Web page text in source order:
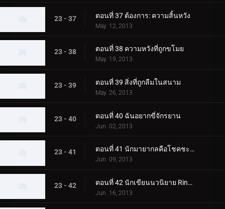
23 - 37 ตอนที่ 37 ต้องการ: ความสิ้นหวัง
May. 12, 2013
23 - 38 ตอนที่ 38 ความหวังที่ถูกขโมย
May. 19, 2013
23 - 39 ตอนที่ 39 สิ่งที่ถูกลืมในสนาม
May. 26, 2013
23 - 40 ตอนที่ 40 ฉันอยากขี่จักรยาน
Jun. 02, 2013
23 - 41 ตอนที่ 41 นักมายากลคือโชคชะตา
Jun. 09, 2013
23 - 42 ตอนที่ 42 นักเขียนนวนิยาย Ringed
Jun. 16, 2013